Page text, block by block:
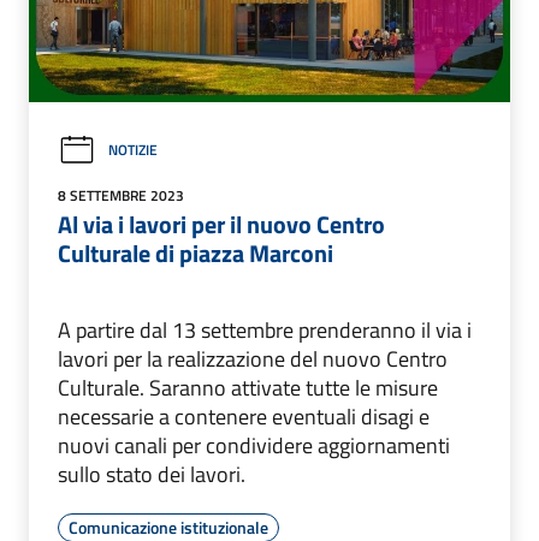
NOTIZIE
8 SETTEMBRE 2023
Al via i lavori per il nuovo Centro
Culturale di piazza Marconi
A partire dal 13 settembre prenderanno il via i
lavori per la realizzazione del nuovo Centro
Culturale. Saranno attivate tutte le misure
necessarie a contenere eventuali disagi e
nuovi canali per condividere aggiornamenti
sullo stato dei lavori.
Comunicazione istituzionale